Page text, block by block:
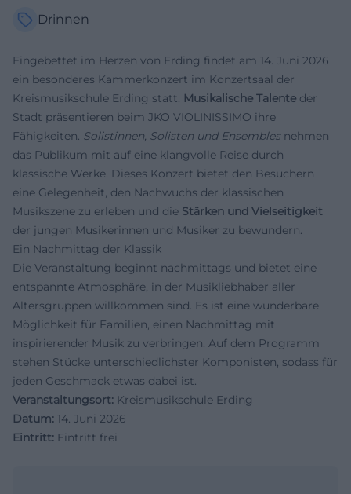
Drinnen
Eingebettet im Herzen von Erding findet am 14. Juni 2026
ein besonderes Kammerkonzert im Konzertsaal der
Kreismusikschule Erding statt. Musikalische Talente der
Stadt präsentieren beim JKO VIOLINISSIMO ihre
Fähigkeiten. Solistinnen, Solisten und Ensemblesnehmen
das Publikum mit auf eine klangvolle Reise durch
klassische Werke. Dieses Konzert bietet den Besuchern
eine Gelegenheit, den Nachwuchs der klassischen
Musikszene zu erleben und die Stärken und Vielseitigkeit
der jungen Musikerinnen und Musiker zu bewundern.
Ein Nachmittag der Klassik
Die Veranstaltung beginnt nachmittags und bietet eine
entspannte Atmosphäre, in der Musikliebhaber aller
Altersgruppen willkommen sind. Es ist eine wunderbare
Möglichkeit für Familien, einen Nachmittag mit
inspirierender Musik zu verbringen. Auf dem Programm
stehen Stücke unterschiedlichster Komponisten, sodass für
jeden Geschmack etwas dabei ist.
Veranstaltungsort: Kreismusikschule Erding
Datum: 14. Juni 2026
Eintritt: Eintritt frei